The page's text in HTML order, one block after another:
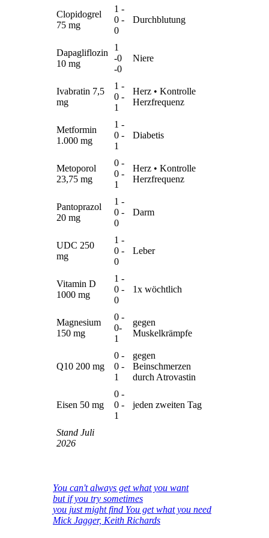
Clopidogrel
75 mg
1 -
0 -
0
Durchblutung
Dapagliflozin
10 mg
1
-0
-0
Niere
Ivabratin 7,5
mg
1 -
0 -
1
Herz • Kontrolle
Herzfrequenz
Metformin
1.000 mg
1 -
0 -
1
Diabetis
Metoporol
23,75 mg
0 -
0 -
1
Herz • Kontrolle
Herzfrequenz
Pantoprazol
20 mg
1 -
0 -
0
Darm
UDC 250
mg
1 -
0 -
0
Leber
Vitamin D
1000 mg
1 -
0 -
0
1x wöchtlich
Magnesium
150 mg
0 -
0-
1
gegen
Muskelkrämpfe
Q10 200 mg
0 -
0 -
1
gegen
Beinschmerzen
durch Atrovastin
Eisen 50 mg
0 -
0 -
1
jeden zweiten Tag
Stand Juli
2026
You can't always get what you want
but if you try sometimes
you just might find You get what you need
Mick Jagger, Keith Richards